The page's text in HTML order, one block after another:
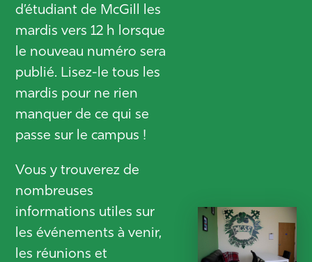
d’étudiant de McGill les
mardis vers 12 h lorsque
le nouveau numéro sera
publié. Lisez-le tous les
mardis pour ne rien
manquer de ce qui se
passe sur le campus !
Vous y trouverez de
nombreuses
informations utiles sur
les événements à venir,
les réunions et